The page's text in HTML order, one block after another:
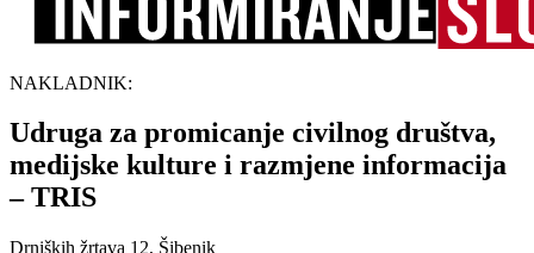
NAKLADNIK:
Udruga za promicanje civilnog društva,
medijske kulture i razmjene informacija
– TRIS
Drniških žrtava 12, Šibenik